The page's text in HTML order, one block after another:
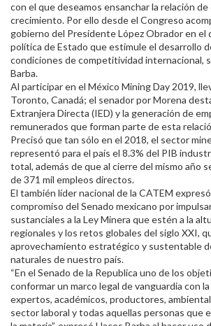
con el que deseamos ensanchar la relación
crecimiento. Por ello desde el Congreso
gobierno del Presidente López Obrador en el
política de Estado que estimule el desarrollo
condiciones de competitividad internacional,
Barba.
Al participar en el México Mining Day 2019,
Toronto, Canadá; el senador por Morena
Extranjera Directa (IED) y la generación de
remunerados que forman parte de esta
Precisó que tan sólo en el 2018, el sector
representó para el país el 8.3% del PIB
total, además de que al cierre del mismo año
de 371 mil empleos directos.
El también líder nacional de la CATEM
compromiso del Senado mexicano por
sustanciales a la Ley Minera que estén a la
regionales y los retos globales del siglo XXI,
aprovechamiento estratégico y sustentable
naturales de nuestro país.
“En el Senado de la Republica uno de los
conformar un marco legal de vanguardia con
expertos, académicos, productores,
sector laboral y todas aquellas personas que